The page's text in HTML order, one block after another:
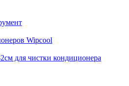
Wipcool
для чистки кондиционера